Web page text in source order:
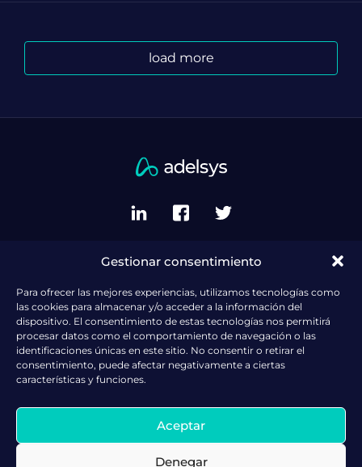
Gestionar consentimiento
Para ofrecer las mejores experiencias, utilizamos tecnologías como
las cookies para almacenar y/o acceder a la información del
dispositivo. El consentimiento de estas tecnologías nos permitirá
procesar datos como el comportamiento de navegación o las
identificaciones únicas en este sitio. No consentir o retirar el
consentimiento, puede afectar negativamente a ciertas
características y funciones.
Aceptar
Denegar
load more
Política de privacidad del sitio
Política de cookies (UE)
Politica de gestión
Política de RSE
Política de Prevención de Riesgos Laborales
Política Ambiental
Buscamos Talento